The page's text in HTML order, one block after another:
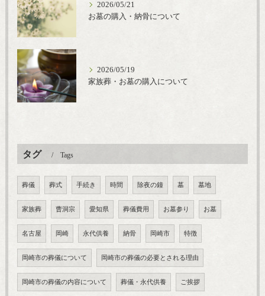
2026/05/21
お墓の購入・納骨について
2026/05/19
家族葬・お墓の購入について
タグ Tags
葬儀 葬式 手続き 時間 除夜の鐘 墓 墓地
家族葬 曹洞宗 愛知県 葬儀費用 お墓参り お墓
名古屋 岡崎 永代供養 納骨 岡崎市 特徴
岡崎市の葬儀について 岡崎市の葬儀の必要とされる理由
岡崎市の葬儀の内容について 葬儀・永代供養 ご挨拶